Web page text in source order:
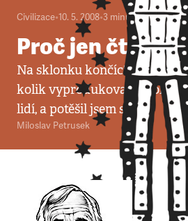
Civilizace•10. 5. 2008•3 minuty
Proč jen
Na sklonku končícího režimu
kolik vyprodukoval
lidí, a potěšil jsem se.
Miloslav Petrusek